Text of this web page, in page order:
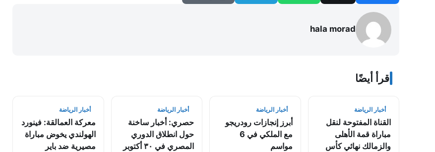
hala morad
اقرأ أيضًا
أخبار الرياضة
القناة المفتوحة لنقل
مباراة قمة الأهلى
والزمالك نهائي كأس
أخبار الرياضة
أبرز إنجازات رودريجو
مع الملكي في 6
مواسم
أخبار الرياضة
حصري: أخبار ساخنة
حول انطلاق الدوري
المصري في ٣٠ أكتوبر
أخبار الرياضة
معركة العمالقة: فينورد
الهولندي يخوض مباراة
مصيرية ضد باير